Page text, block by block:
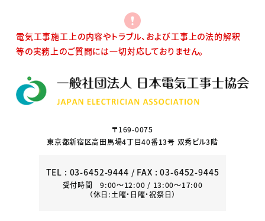
電気工事施工上の内容やトラブル、および工事上の法的解釈
等の実務上のご質問には一切対応しておりません。
〒169-0075
東京都新宿区高田馬場4丁目40番13号 双秀ビル3階
TEL : 03-6452-9444 / FAX : 03-6452-9445
受付時間 9:00～12:00 / 13:00～17:00
（休日:土曜・日曜・祝祭日）